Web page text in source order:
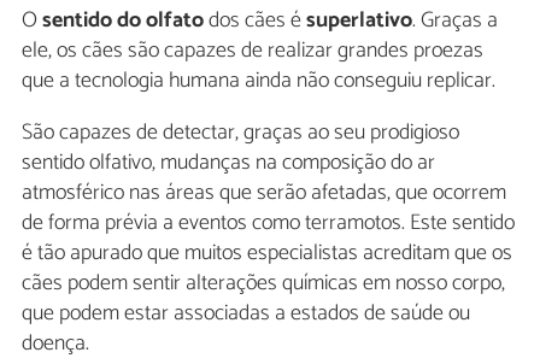
Osentido do olfatodos cães ésuperlativo. Graças a
ele, os cães são capazes de realizar grandes proezas
que a tecnologia humana ainda não conseguiu replicar.
São capazes de detectar, graças ao seu prodigioso
sentido olfativo, mudanças na composição do ar
atmosférico nas áreas que serão afetadas, que ocorrem
de forma prévia a eventos como terramotos. Este sentido
é tão apurado que muitos especialistas acreditam que os
cães podem sentir alterações químicas em nosso corpo,
que podem estar associadas a estados de saúde ou
doença.